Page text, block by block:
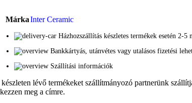
MárkaInter Ceramic
Házhozszállítás készletes termékek esetén 2-5
Bankkártyás, utánvétes vagy utalásos fizetési
Szállítási információk
lévő termékeket szállítmányozó partnerünk
meg a címre.